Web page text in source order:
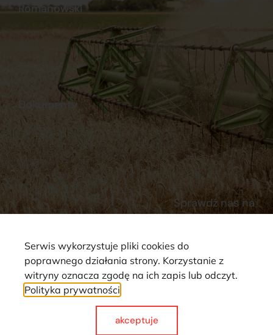
Dokumenty
Regulamin
Polityka prywatności
Reklamacje i zwroty
Dostawy
Płatności
Romanowski
Sklep internetowy
Praca
Ubezpieczenia
Sprawdź nas na
Strona wykorzystuje pliki cookie. Wszystkie prawa zastrzeżone ©
Serwis wykorzystuje pliki cookies do
poprawnego działania strony. Korzystanie z
witryny oznacza zgodę na ich zapis lub odczyt.
Polityka prywatności
akceptuje